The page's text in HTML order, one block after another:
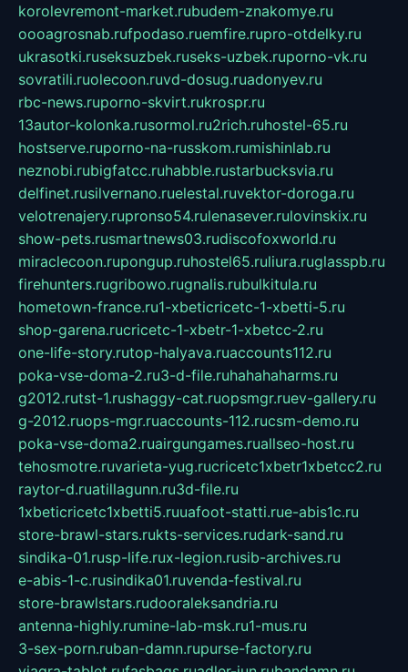
korolevremont-market.rubudem-znakomye.ru
oooagrosnab.rufpodaso.ruemfire.rupro-otdelky.ru
ukrasotki.ruseksuzbek.ruseks-uzbek.ruporno-vk.ru
sovratili.ruolecoon.ruvd-dosug.ruadonyev.ru
rbc-news.ruporno-skvirt.rukrospr.ru
13autor-kolonka.rusormol.ru2rich.ruhostel-65.ru
hostserve.ruporno-na-russkom.rumishinlab.ru
neznobi.rubigfatcc.ruhabble.rustarbucksvia.ru
delfinet.rusilvernano.ruelestal.ruvektor-doroga.ru
velotrenajery.rupronso54.rulenasever.rulovinskix.ru
show-pets.rusmartnews03.rudiscofoxworld.ru
miraclecoon.rupongup.ruhostel65.ruliura.ruglasspb.ru
firehunters.rugribowo.rugnalis.rubulkitula.ru
hometown-france.ru1-xbeticricetc-1-xbetti-5.ru
shop-garena.rucricetc-1-xbetr-1-xbetcc-2.ru
one-life-story.rutop-halyava.ruaccounts112.ru
poka-vse-doma-2.ru3-d-file.ruhahahaharms.ru
g2012.rutst-1.rushaggy-cat.ruopsmgr.ruev-gallery.ru
g-2012.ruops-mgr.ruaccounts-112.rucsm-demo.ru
poka-vse-doma2.ruairgungames.ruallseo-host.ru
tehosmotre.ruvarieta-yug.rucricetc1xbetr1xbetcc2.ru
raytor-d.ruatillagunn.ru3d-file.ru
1xbeticricetc1xbetti5.ruuafoot-statti.rue-abis1c.ru
store-brawl-stars.rukts-services.rudark-sand.ru
sindika-01.rusp-life.rux-legion.rusib-archives.ru
e-abis-1-c.rusindika01.ruvenda-festival.ru
store-brawlstars.rudooraleksandria.ru
antenna-highly.rumine-lab-msk.ru1-mus.ru
3-sex-porn.ruban-damn.rupurse-factory.ru